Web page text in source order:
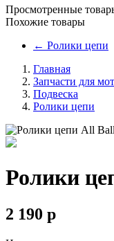
Просмотренные
Похожие товары
← Ролики цепи
Главная
Запчасти для
Подвеска
Ролики цепи
Ролики
2 190 p